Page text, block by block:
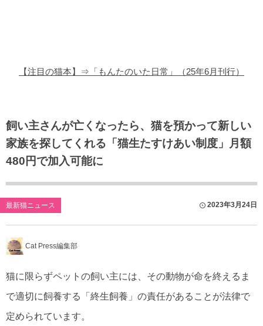
【注目の猫本】⇒「もんたのいた日常」（25年6月刊行）
飼い主さんが亡くなったら、猫を預かって新しい
家族を探してくれる「猫生たすけあい制度」月額
480円で加入可能に
最新猫ニュース 2023年3月24日
Cat Press編集部
猫に限らずペットの飼い主には、その動物が命を終えるま
で適切に飼養する「終生飼養」の責任があることが法律で
定められています。
猫のゲーム・アプリ